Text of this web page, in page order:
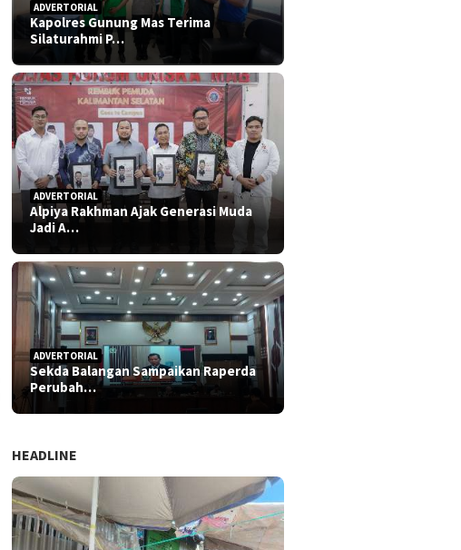
ADVERTORIAL
Kapolres Gunung Mas Terima
Silaturahmi P…
ADVERTORIAL
Alpiya Rakhman Ajak Generasi Muda
Jadi A…
ADVERTORIAL
Sekda Balangan Sampaikan Raperda
Perubah…
HEADLINE